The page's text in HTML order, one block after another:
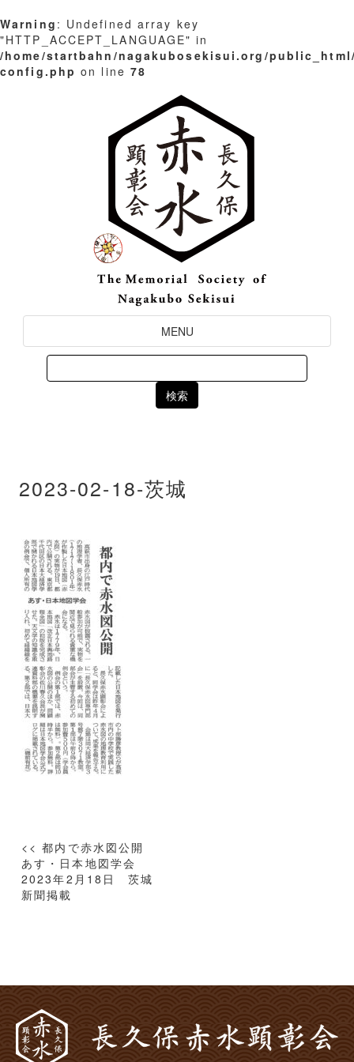
Warning : Undefined array key
"HTTP_ACCEPT_LANGUAGE" in
/home/startbahn/nagakubosekisui.org/
config.php on line 78
Toggle
Navigation
MENU
Search
for:
2023-02-18-茨城
投
稿
ナ
ビ
ョ
ン
<< 都内で赤水図公開
あす・日本地図学会
2023年2月18日 茨城
新聞掲載